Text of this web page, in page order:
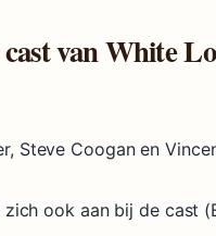
van White
Steve Coogan en
zich ook aan bij de cast